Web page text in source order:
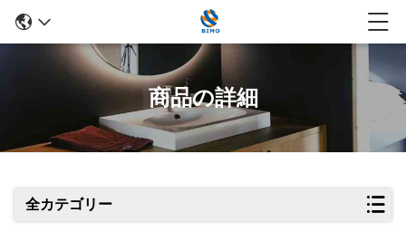
商品の詳細
全カテゴリー